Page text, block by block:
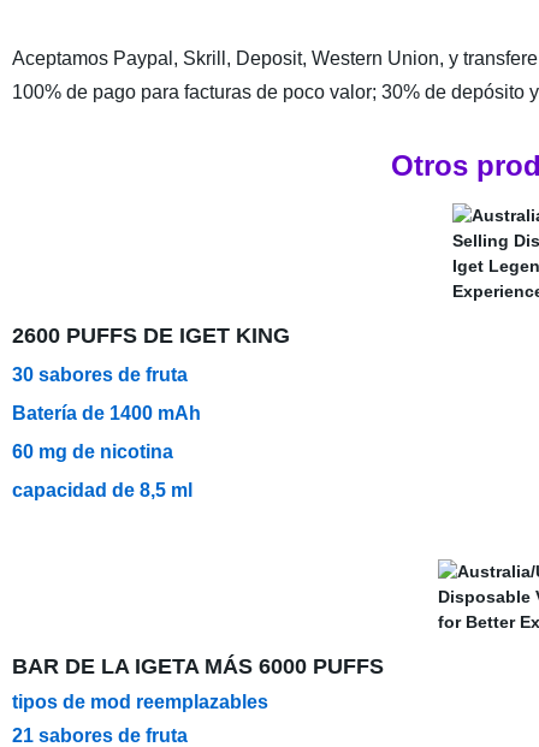
Aceptamos Paypal, Skrill, Deposit, Western Union, y
100% de pago para facturas de poco valor; 30% de depósito
Otros
2600 PUFFS DE IGET KING
30 sabores de fruta
Batería de 1400 mAh
60 mg de nicotina
capacidad de 8,5 ml
BAR DE LA IGETA MÁS 6000 PUFFS
tipos de mod reemplazables
21 sabores de fruta